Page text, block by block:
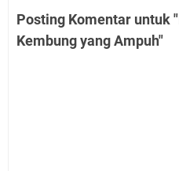
Posting Komentar untuk
Kembung yang Ampuh"